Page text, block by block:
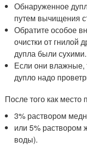
Обнаруженное
путем вычищения
Обратите особое
очистки от гнилой
дупла были сухими.
Если они влажные,
дупло надо
После того как место
3% раствором
или 5% раствором
воды).